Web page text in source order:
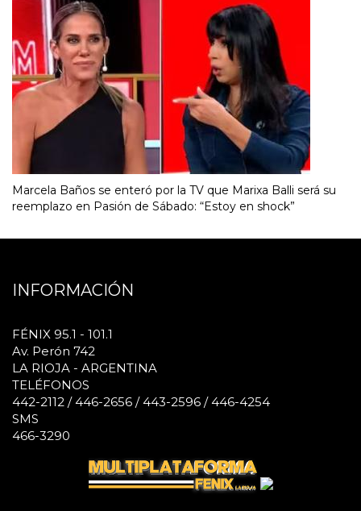
Marcela Baños se enteró por la TV que Marixa Balli será su
reemplazo en Pasión de Sábado: “Estoy en shock”
INFORMACIÓN
FÉNIX 95.1 - 101.1
Av. Perón 742
LA RIOJA - ARGENTINA
TELÉFONOS
442-2112 / 446-2656 / 443-2596 / 446-4254
SMS
466-3290